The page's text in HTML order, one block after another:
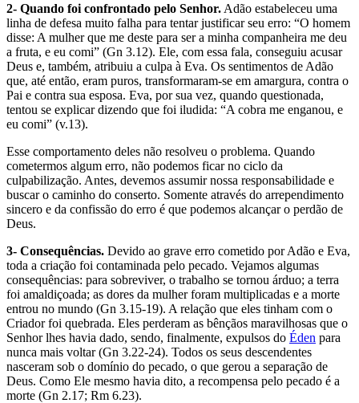
2- Quando foi confrontado pelo Senhor. Adão estabeleceu uma
linha de defesa muito falha para tentar justificar seu erro: “O homem
disse: A mulher que me deste para ser a minha companheira me deu
a fruta, e eu comi” (Gn 3.12). Ele, com essa fala, conseguiu acusar
Deus e, também, atribuiu a culpa à Eva. Os sentimentos de Adão
que, até então, eram puros, transformaram-se em amargura, contra o
Pai e contra sua esposa. Eva, por sua vez, quando questionada,
tentou se explicar dizendo que foi iludida: “A cobra me enganou, e
eu comi” (v.13).
Esse comportamento deles não resolveu o problema. Quando
cometermos algum erro, não podemos ficar no ciclo da
culpabilização. Antes, devemos assumir nossa responsabilidade e
buscar o caminho do conserto. Somente através do arrependimento
sincero e da confissão do erro é que podemos alcançar o perdão de
Deus.
3- Consequências. Devido ao grave erro cometido por Adão e Eva,
toda a criação foi contaminada pelo pecado. Vejamos algumas
consequências: para sobreviver, o trabalho se tornou árduo; a terra
foi amaldiçoada; as dores da mulher foram multiplicadas e a morte
entrou no mundo (Gn 3.15-19). A relação que eles tinham com o
Criador foi quebrada. Eles perderam as bênçãos maravilhosas que o
Senhor lhes havia dado, sendo, finalmente, expulsos do Éden para
nunca mais voltar (Gn 3.22-24). Todos os seus descendentes
nasceram sob o domínio do pecado, o que gerou a separação de
Deus. Como Ele mesmo havia dito, a recompensa pelo pecado é a
morte (Gn 2.17; Rm 6.23).